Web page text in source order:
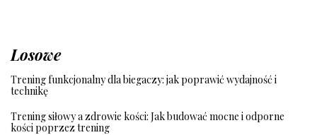
Losowe
Trening funkcjonalny dla biegaczy: jak poprawić wydajność i
technikę
Trening siłowy a zdrowie kości: Jak budować mocne i odporne
kości poprzez trening